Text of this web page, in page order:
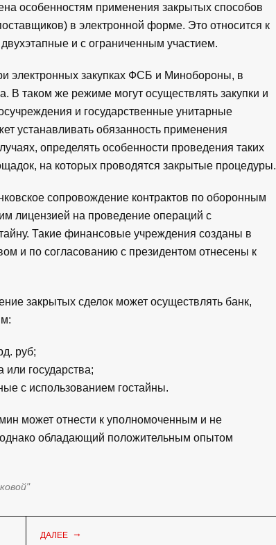
особенностям применения закрытых способов
в электронной форме. Это относится к
и с ограниченным участием.
электронных закупках ФСБ и Минобороны, в
В таком же режиме могут осуществлять закупки и
и государственные унитарные
устанавливать обязанность применения
определять особенности проведения таких
на которых проводятся закрытые процедуры.
сопровождение контрактов по оборонным
лицензией на проведение операций с
Такие финансовые учреждения созданы в
и по согласованию с президентом отнесены к
закрытых сделок может осуществлять банк,
руб;
государства;
с использованием гостайны.
может отнести к уполномоченным и не
обладающий положительным опытом
ДАЛЕЕ →